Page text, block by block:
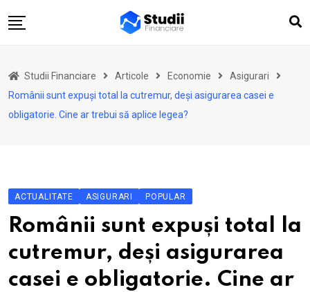
to
Actualitate
Investiții
Analize ASF
Studii Financiare Articole Economie
Asigurari
Românii sunt expuși total la cutremur, deși asigurarea casei e
obligatorie. Cine ar trebui să aplice legea?
ACTUALITATE ASIGURARI POPULAR
Românii sunt expuși total la
cutremur, deși asigurarea
casei e obligatorie. Cine ar